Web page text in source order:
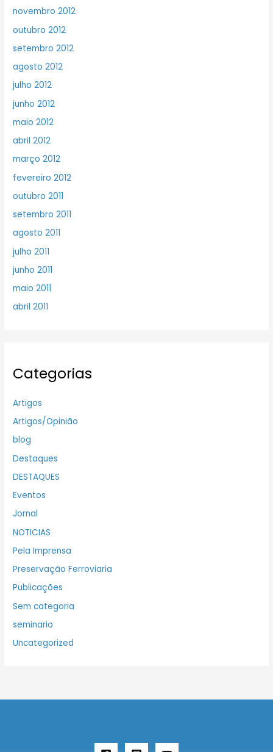
novembro 2012
outubro 2012
setembro 2012
agosto 2012
julho 2012
junho 2012
maio 2012
abril 2012
março 2012
fevereiro 2012
outubro 2011
setembro 2011
agosto 2011
julho 2011
junho 2011
maio 2011
abril 2011
Categorias
Artigos
Artigos/Opinião
blog
Destaques
DESTAQUES
Eventos
Jornal
NOTICIAS
Pela Imprensa
Preservação Ferroviaria
Publicações
Sem categoria
seminario
Uncategorized